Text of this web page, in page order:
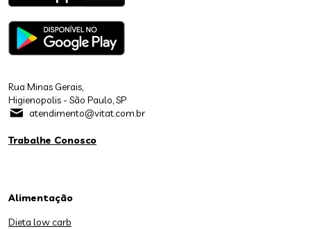
Rua Minas Gerais,
Higienopolis - São Paulo, SP
atendimento@vitat.com.br
Trabalhe Conosco
Alimentação
Dieta low carb